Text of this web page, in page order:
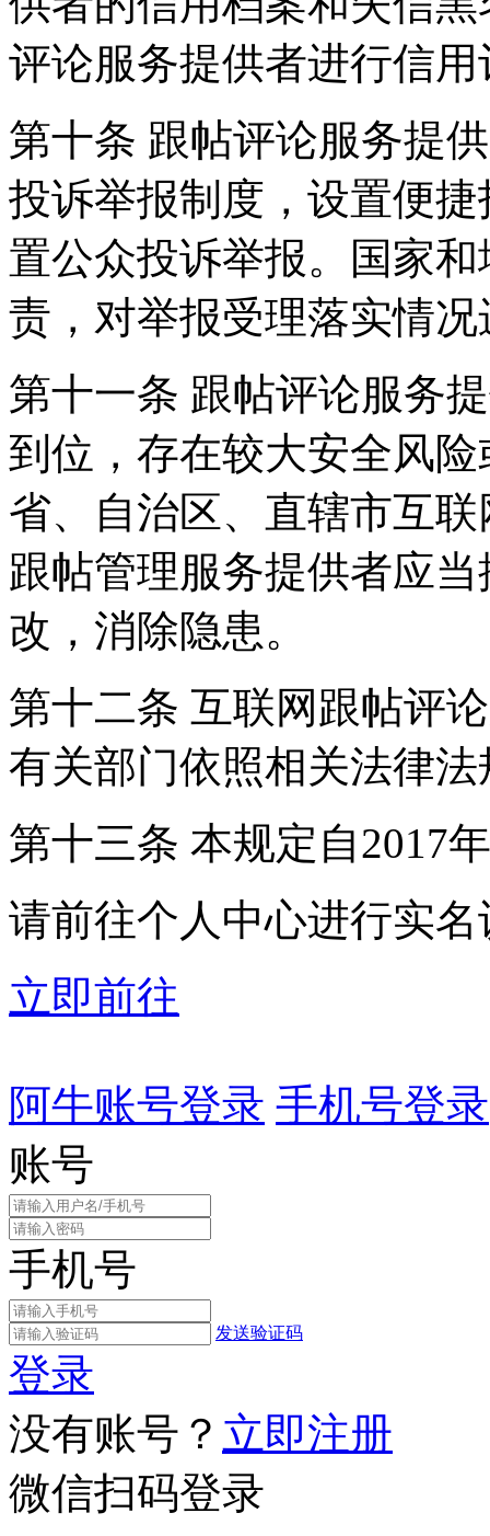
评论服务提供者进行信用
第十条 跟帖评论服务提
投诉举报制度，设置便
置公众投诉举报。国家
责，对举报受理落实情
第十一条 跟帖评论服务
到位，存在较大安全风
省、自治区、直辖市互
跟帖管理服务提供者应
改，消除隐患。
第十二条 互联网跟帖评
有关部门依照相关法律
第十三条 本规定自2017
请前往个人中心进行实名
立即前往
阿牛账号登录 手机号登录
账号
手机号
发送验证码
登录
没有账号？ 立即注册
微信扫码登录